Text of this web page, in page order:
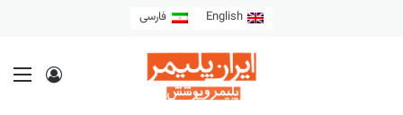
English فارسی